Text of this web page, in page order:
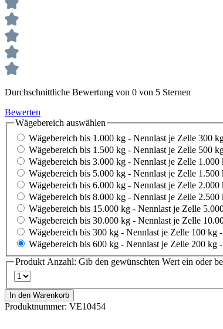
Durchschnittliche Bewertung von 0 von 5 Sternen
Bewerten
Wägebereich auswählen
Wägebereich bis 1.000 kg - Nennlast je Zelle 300
Wägebereich bis 1.500 kg - Nennlast je Zelle 500
Wägebereich bis 3.000 kg - Nennlast je Zelle
Wägebereich bis 5.000 kg - Nennlast je Zelle
Wägebereich bis 6.000 kg - Nennlast je Zelle
Wägebereich bis 8.000 kg - Nennlast je Zelle
Wägebereich bis 15.000 kg - Nennlast je Zelle
Wägebereich bis 30.000 kg - Nennlast je Zelle
Wägebereich bis 300 kg - Nennlast je Zelle 100 kg
Wägebereich bis 600 kg - Nennlast je Zelle 200 kg
Produkt Anzahl: Gib den gewünschten Wert ein oder
In den Warenkorb
Produktnummer: VE10454